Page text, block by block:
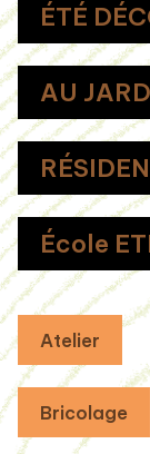
ÉTÉ
AU
École
Atelier
Bricolage